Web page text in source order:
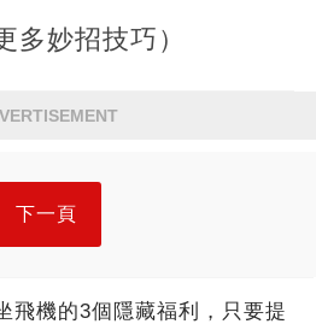
多妙招技巧）
下一頁
飛機的3個隱藏福利，只要提